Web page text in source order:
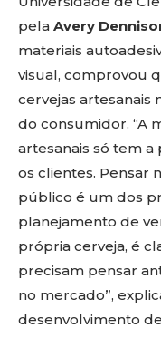
pela Avery
materiais
visual, comprovou
cervejas artesanais
do consumidor. “A
artesanais só tem
os clientes. Pensar
público é um dos
planejamento de
própria cerveja, é
precisam pensar
no mercado”,
desenvolvimento